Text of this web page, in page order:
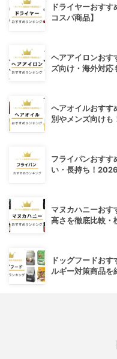
ドライヤーおす
コスパ商品】
ヘアアイロンおす
ズ向け・海外対応
ヘアオイルおすす
別やメンズ向けも
フライパンおすす
い・長持ち！2026
マヌカハニーおす
高さを徹底比較・
ドッグフードお
ルギー対策商品を